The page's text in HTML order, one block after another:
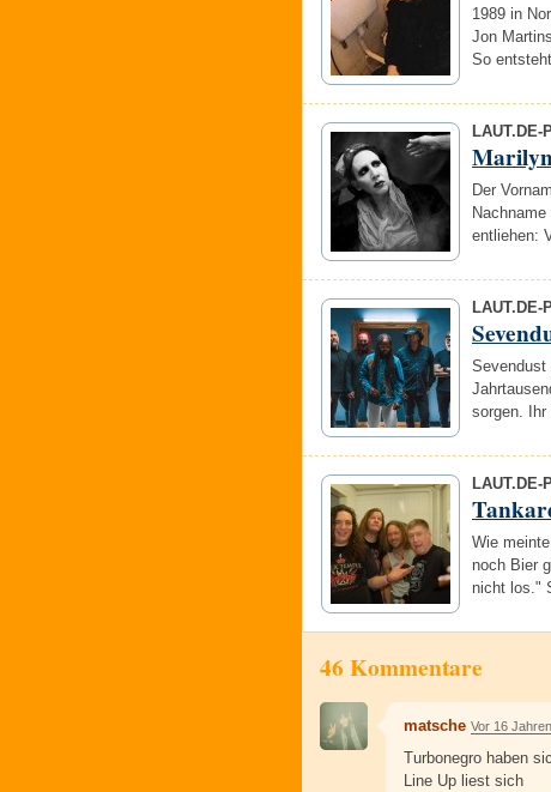
1989 in
Jon
So
LAUT.DE-
Der
entliehen:
LAUT.DE-
Sevendust
sorgen.
LAUT.DE-
Wie
noch Bier
nicht los."
46 Kommentare
matsche Vor 16 Jahren
Turbonegro haben
Line Up liest sich